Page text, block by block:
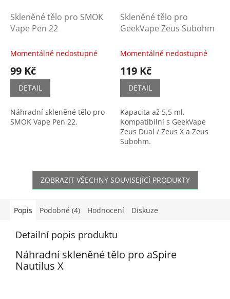
Skleněné tělo pro SMOK
Vape Pen 22
Momentálně nedostupné
99 Kč
DETAIL
Náhradní skleněné tělo pro
SMOK Vape Pen 22.
Skleněné tělo pro
GeekVape Zeus Subohm
Momentálně nedostupné
119 Kč
DETAIL
Kapacita až 5,5 ml.
Kompatibilní s GeekVape
Zeus Dual / Zeus X a Zeus
Subohm.
ZOBRAZIT VŠECHNY SOUVISEJÍCÍ PRODUKTY
Popis Podobné (4) Hodnocení Diskuze
Detailní popis produktu
Náhradní skleněné tělo pro aSpire
Nautilus X